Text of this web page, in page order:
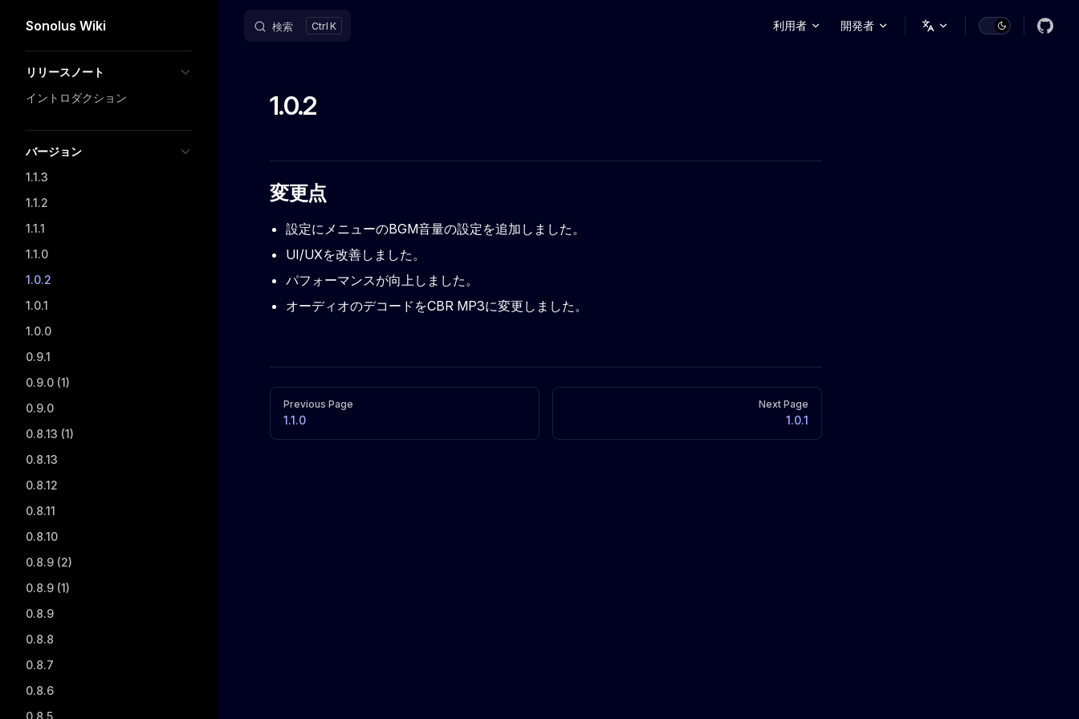
Skip to content
Sonolus Wiki 検索 K 利用者 開発者
リリースノート
イントロダクション
バージョン
1.1.3
1.1.2
1.1.1
1.1.0
1.0.2
1.0.1
1.0.0
0.9.1
0.9.0 (1)
0.9.0
0.8.13 (1)
0.8.13
0.8.12
0.8.11
0.8.10
0.8.9 (2)
0.8.9 (1)
0.8.9
0.8.8
0.8.7
0.8.6
0.8.5
1.0.2
変更点
設定にメニューのBGM音量の設定を追加しました。
UI/UXを改善しました。
パフォーマンスが向上しました。
オーディオのデコードをCBR MP3に変更しました。
Pager
Previous Page
1.1.0
Next Page
1.0.1